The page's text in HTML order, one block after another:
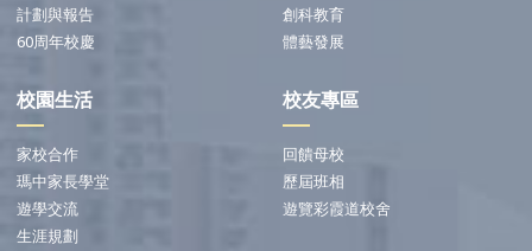
計劃與報告
60周年校慶
創科教育
體藝發展
校園生活
家校合作
瑪中家長學堂
遊學交流
生涯規劃
校友專區
回饋母校
歷屆班相
遊覽彩霞道校舍